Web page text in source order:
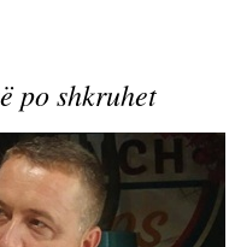
po shkruhet